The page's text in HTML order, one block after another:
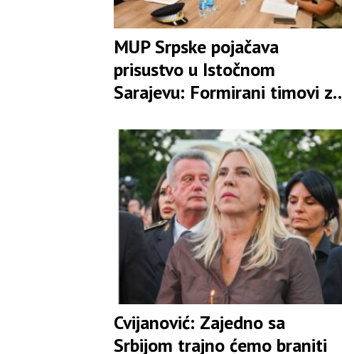
MUP Srpske pojačava
prisustvo u Istočnom
Sarajevu: Formirani timovi za
ubistava
Cvijanović: Zajedno sa
Srbijom trajno ćemo braniti